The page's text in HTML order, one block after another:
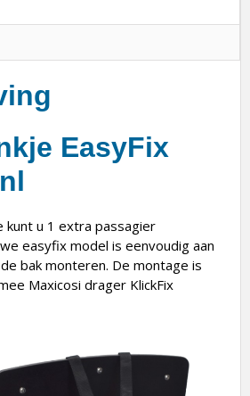
EasyFix
kunt u 1 extra passagier
easyfix model is eenvoudig aan
bak monteren. De montage is
Maxicosi drager KlickFix